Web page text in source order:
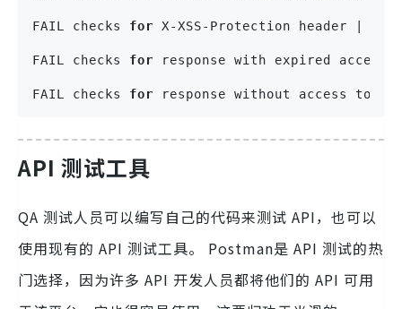
FAIL checks for X-XSS-Protection header |
FAIL checks for response with expired
FAIL checks for response without access
API 测试工具
QA 测试人员可以编写自己的代码来测试 API，也可以
使用现有的 API 测试工具。 Postman是 API 测试的热
门选择，因为许多 API 开发人员都将他们的 API 可用